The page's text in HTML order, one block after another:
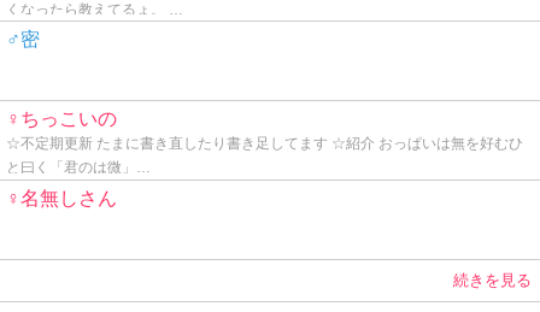
くなったら教えてるょ。 …
♂密
♀ちっこいの
☆不定期更新 たまに書き直したり書き足してます ☆紹介 おっぱいは無を好むひ
と曰く「君のは微」…
♀名無しさん
続きを見る